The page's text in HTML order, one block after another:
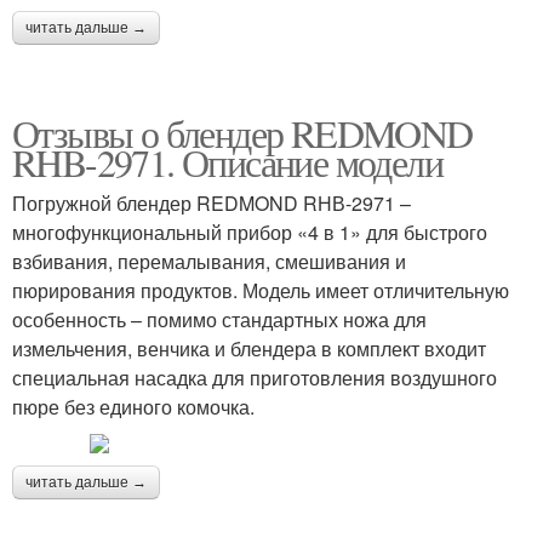
читать дальше →
Отзывы о блендер REDMOND
RHB-2971. Описание модели
Погружной блендер REDMOND RНВ-2971 –
многофункциональный прибор «4 в 1» для быстрого
взбивания, перемалывания, смешивания и
пюрирования продуктов. Модель имеет отличительную
особенность – помимо стандартных ножа для
измельчения, венчика и блендера в комплект входит
специальная насадка для приготовления воздушного
пюре без единого комочка.
читать дальше →